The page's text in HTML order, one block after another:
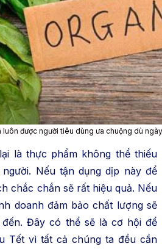
luôn được người tiêu dùng ưa chuộng dù
là thực phẩm không thể thiếu
Nếu tận dụng dịp này để
chắc chắn sẽ rất hiệu quả. Nếu
doanh đảm bảo chất lượng sẽ
Đây có thể sẽ là cơ hội để
Tết vì tất cả chúng ta đều cần